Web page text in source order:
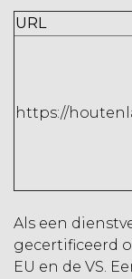
URL
https://
Als een
gecertificeerd
EU en de VS.